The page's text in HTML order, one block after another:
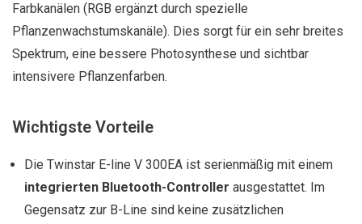
Farbkanälen (RGB ergänzt durch spezielle
Pflanzenwachstumskanäle). Dies sorgt für ein sehr breites
Spektrum, eine bessere Photosynthese und sichtbar
intensivere Pflanzenfarben.
Wichtigste Vorteile
Die Twinstar E-line V 300EA ist serienmäßig mit einem
integrierten Bluetooth-Controller ausgestattet. Im
Gegensatz zur B-Line sind keine zusätzlichen